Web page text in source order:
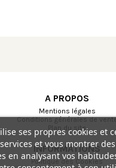
A PROPOS
Mentions légales
Conditions générales de
Plan du site
INFORMATIONS
Politique des Cookies
ses propres cookies et
et vous montrer
en analysant vos